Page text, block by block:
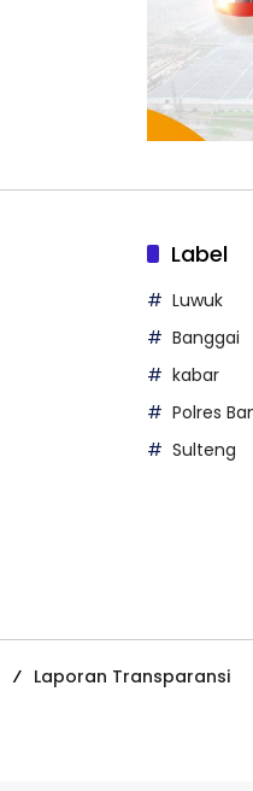
Label
Luwuk
Banggai
kabar
Polres
Sulteng
Laporan Transparansi